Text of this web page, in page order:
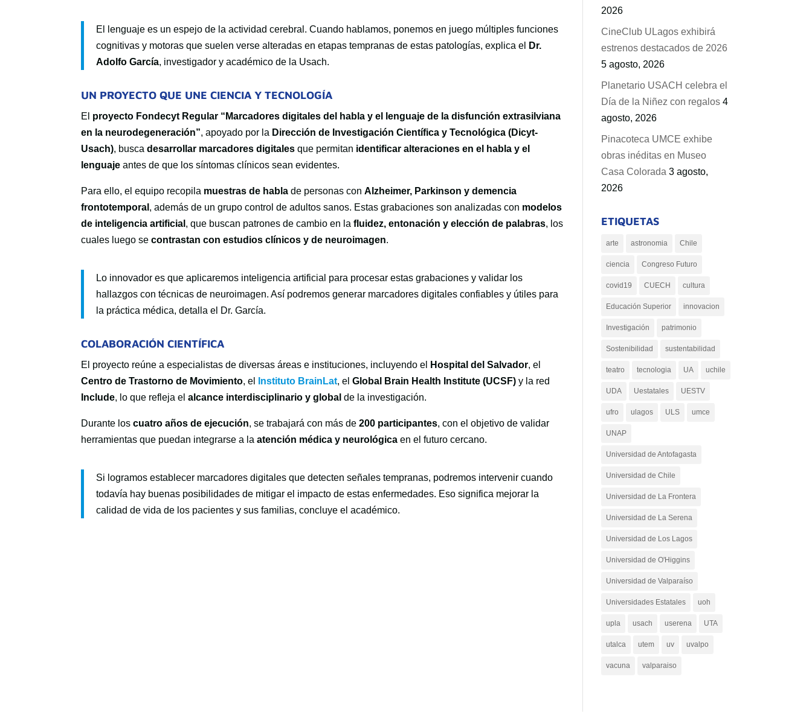
El lenguaje es un espejo de la actividad cerebral. Cuando hablamos, ponemos en juego múltiples funciones
cognitivas y motoras que suelen verse alteradas en etapas tempranas de estas patologías, explica el
Dr.
Adolfo García, investigador y académico de la Usach.
UN PROYECTO QUE UNE CIENCIA Y TECNOLOGÍA
El proyecto Fondecyt Regular “Marcadores digitales del habla y el lenguaje de la disfunción extrasilviana
en la neurodegeneración”, apoyado por la Dirección de Investigación Científica y Tecnológica (Dicyt-
Usach), buscadesarrollar marcadores digitales que permitan identificar alteraciones en el habla y el
lenguaje antes de que los síntomas clínicos sean evidentes.
Para ello, el equipo recopila muestras de habla de personas conAlzheimer, Parkinson y demencia
frontotemporal , además de un grupo control de adultos sanos. Estas grabaciones son analizadas con modelos
de inteligencia artificial , que buscan patrones de cambio en lafluidez, entonación y elección de palabras, los
cuales luego secontrastan con estudios clínicos y de neuroimagen.
Lo innovador es que aplicaremos inteligencia artificial para procesar estas grabaciones y validar los
hallazgos con técnicas de neuroimagen. Así podremos generar marcadores digitales confiables y útiles para
la práctica médica, detalla el Dr. García.
COLABORACIÓN CIENTÍFICA
El proyecto reúne a especialistas de diversas áreas e instituciones, incluyendo el Hospital del Salvador, el
Centro de Trastorno de Movimiento, el Instituto BrainLat, elGlobal Brain Health Institute (UCSF) y la red
Include, lo que refleja elalcance interdisciplinario y global de la investigación.
Durante loscuatro años de ejecución, se trabajará con más de200 participantes, con el objetivo de validar
herramientas que puedan integrarse a laatención médica y neurológica en el futuro cercano.
Si logramos establecer marcadores digitales que detecten señales tempranas, podremos intervenir cuando
todavía hay buenas posibilidades de mitigar el impacto de estas enfermedades. Eso significa mejorar la
calidad de vida de los pacientes y sus familias, concluye el académico.
2026
CineClub ULagos exhibirá
estrenos destacados de 2026
5 agosto, 2026
Planetario USACH celebra el
Día de la Niñez con regalos 4
agosto, 2026
Pinacoteca UMCE exhibe
obras inéditas en Museo
Casa Colorada 3 agosto,
2026
ETIQUETAS
arte astronomia Chile
ciencia Congreso Futuro
covid19 CUECH cultura
Educación Superior innovacion
Investigación patrimonio
Sostenibilidad sustentabilidad
teatro tecnologia UA uchile
UDA Uestatales UESTV
ufro ulagos ULS umce
UNAP
Universidad de Antofagasta
Universidad de Chile
Universidad de La Frontera
Universidad de La Serena
Universidad de Los Lagos
Universidad de O'Higgins
Universidad de Valparaíso
Universidades Estatales uoh
upla usach userena UTA
utalca utem uv uvalpo
vacuna valparaiso